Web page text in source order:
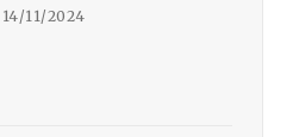
14/11/2024